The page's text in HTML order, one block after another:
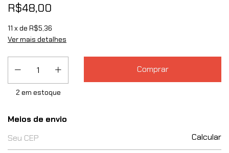
R$48,00
11 x de R$5,36
Ver mais detalhes
2 em estoque
Entregas para o CEP:
Meios de envio
Calcular